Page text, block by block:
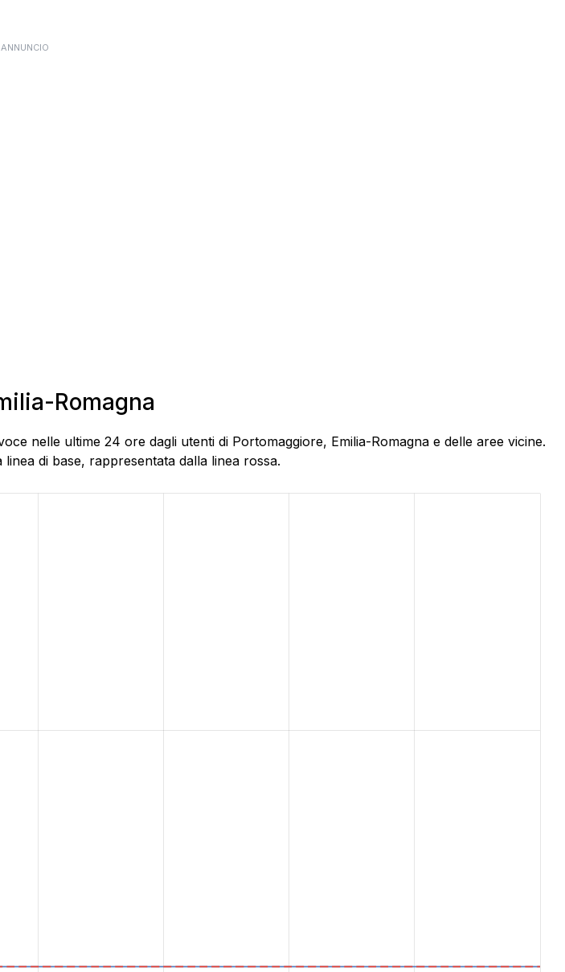
ANNUNCIO
Romagna
nelle ultime 24 ore dagli utenti di Portomaggiore, Emilia-Romagna e delle aree vicine.
di base, rappresentata dalla linea rossa.